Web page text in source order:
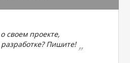
своем проекте,
Пишите!